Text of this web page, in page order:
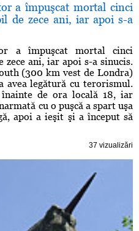
a împuşcat mortal cinci
de zece ani, iar apoi s-a
a împuşcat mortal cinci
ani, iar apoi s-a sinucis.
(300 km vest de Londra)
avea legătură cu terorismul.
de ora locală 18, iar
cu o puşcă a spart uşa
apoi a ieşit şi a început să
37 vizualizări